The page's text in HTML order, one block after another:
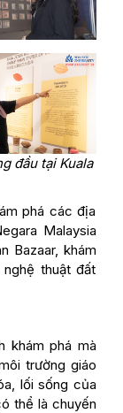
đầu tại Kuala
phá các địa
Malaysia
Bazaar, khám
thuật đất
khám phá mà
trường giáo
lối sống của
thể là chuyến